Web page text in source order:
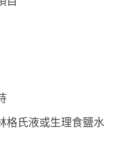
格氏液或生理食鹽水